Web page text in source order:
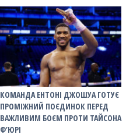
КОМАНДА ЕНТОНІ ДЖОШУА ГОТУЄ
ПРОМІЖНИЙ ПОЄДИНОК ПЕРЕД
ВАЖЛИВИМ БОЄМ ПРОТИ ТАЙСОНА
Ф’ЮРІ